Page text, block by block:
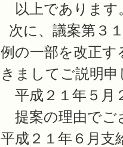
以上であります
次に、議案第３
例の一部を改正
きましてご説明
平成２１年５月
提案の理由でご
平成２１年６月